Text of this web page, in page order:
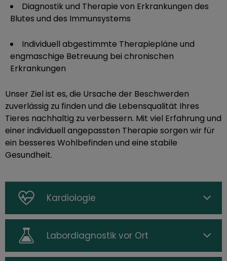
Diagnostik und Therapie von Erkrankungen des
Blutes und des Immunsystems
Individuell abgestimmte Therapiepläne und
engmaschige Betreuung bei chronischen
Erkrankungen
Unser Ziel ist es, die Ursache der Beschwerden
zuverlässig zu finden und die Lebensqualität Ihres
Tieres nachhaltig zu verbessern. Mit viel Erfahrung und
einer individuell angepassten Therapie sorgen wir für
ein besseres Wohlbefinden und eine stabile
Gesundheit.
Kardiologie
Labordiagnostik vor Ort